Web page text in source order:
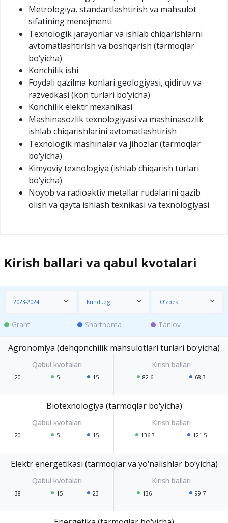
Metrologiya, standartlashtirish va mahsulot
sifatining menejmenti
Texnologik jarayonlar va ishlab chiqarishlarni
avtomatlashtirish va boshqarish (tarmoqlar
bo‘yicha)
Konchilik ishi
Foydali qazilma konlari geologiyasi, qidiruv va
razvedkasi (kon turlari bo‘yicha)
Konchilik elektr mexanikasi
Mashinasozlik texnologiyasi va mashinasozlik
ishlab chiqarishlarini avtomatlashtirish
Texnologik mashinalar va jihozlar (tarmoqlar
bo‘yicha)
Kimyoviy texnologiya (ishlab chiqarish turlari
bo‘yicha)
Noyob va radioaktiv metallar rudalarini qazib
olish va qayta ishlash texnikasi va texnologiyasi
Kirish ballari va qabul kvotalari
2023-2024 Kunduzgi O‘zbek
Grant Shartnoma Tanlov
Agronomiya (dehqonchilik mahsulotlari turlari bo‘yicha)
20 5 15 82.6 68.3
Biotexnologiya (tarmoqlar bo‘yicha)
20 5 15 136.3 121.5
Elektr energetikasi (tarmoqlar va yo‘nalishlar bo‘yicha)
38 15 23 136 99.7